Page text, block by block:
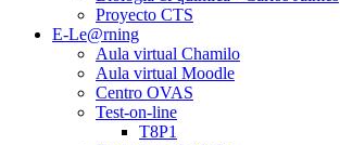
Proyecto CTS
E-Le@rning
Aula virtual Chamilo
Aula virtual Moodle
Centro OVAS
Test-on-line
T8P1